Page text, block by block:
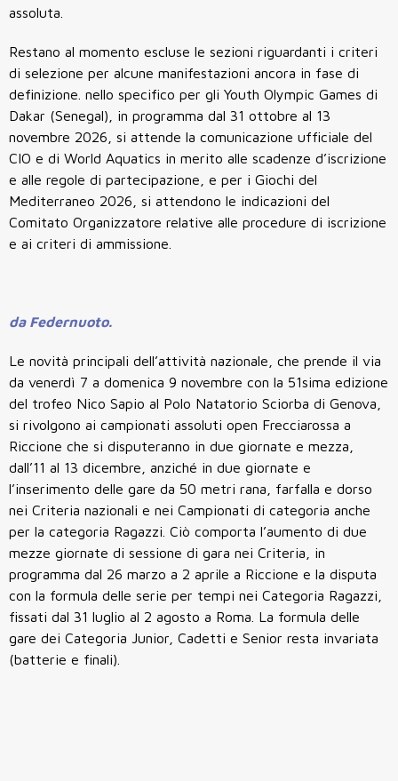
assoluta.
Restano al momento escluse le sezioni riguardanti i criteri
di selezione per alcune manifestazioni ancora in fase di
definizione. nello specifico per gli Youth Olympic Games di
Dakar (Senegal), in programma dal 31 ottobre al 13
novembre 2026, si attende la comunicazione ufficiale del
CIO e di World Aquatics in merito alle scadenze d’iscrizione
e alle regole di partecipazione, e per i Giochi del
Mediterraneo 2026, si attendono le indicazioni del
Comitato Organizzatore relative alle procedure di iscrizione
e ai criteri di ammissione.
da Federnuoto.
Le novità principali dell’attività nazionale, che prende il via
da venerdì 7 a domenica 9 novembre con la 51sima edizione
del trofeo Nico Sapio al Polo Natatorio Sciorba di Genova,
si rivolgono ai campionati assoluti open Frecciarossa a
Riccione che si disputeranno in due giornate e mezza,
dall’11 al 13 dicembre, anziché in due giornate e
l’inserimento delle gare da 50 metri rana, farfalla e dorso
nei Criteria nazionali e nei Campionati di categoria anche
per la categoria Ragazzi. Ciò comporta l’aumento di due
mezze giornate di sessione di gara nei Criteria, in
programma dal 26 marzo a 2 aprile a Riccione e la disputa
con la formula delle serie per tempi nei Categoria Ragazzi,
fissati dal 31 luglio al 2 agosto a Roma. La formula delle
gare dei Categoria Junior, Cadetti e Senior resta invariata
(batterie e finali).